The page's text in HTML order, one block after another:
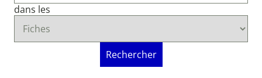
dans les
Rechercher